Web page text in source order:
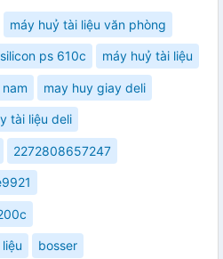
máy huỷ tài liệu văn phòng
silicon ps 610c máy huỷ tài liệu
may huy giay deli
tài liệu deli
2272808657247
bosser